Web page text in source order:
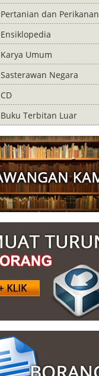
Pertanian dan Perikanan
Ensiklopedia
Karya Umum
Sasterawan Negara
CD
Buku Terbitan Luar